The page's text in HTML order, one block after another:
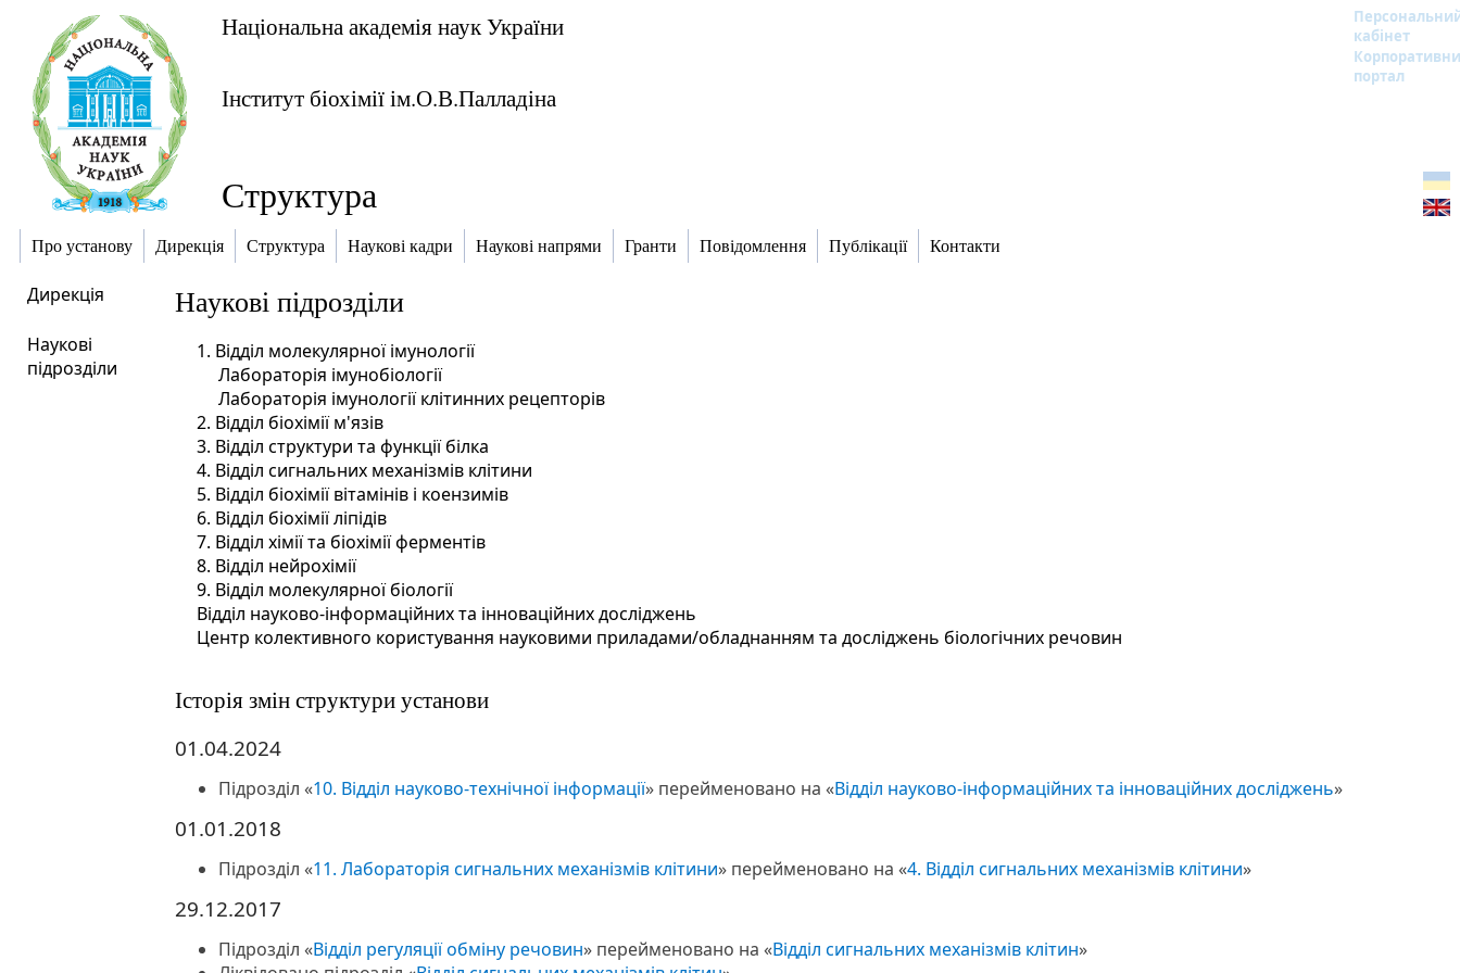
Національна академія наук України
кабінет
портал
Інститут біохімії ім.О.В.Палладіна
Структура
Про установу Дирекція Структура Наукові кадри Наукові напрями Гранти Повідомлення Публікації Контакти
Дирекція
Наукові
підрозділи
Наукові підрозділи
1. Відділ молекулярної імунології
Лабораторія імунобіології
Лабораторія імунології клітинних рецепторів
2. Відділ біохімії м'язів
3. Відділ структури та функції білка
4. Відділ сигнальних механізмів клітини
5. Відділ біохімії вітамінів і коензимів
6. Відділ біохімії ліпідів
7. Відділ хімії та біохімії ферментів
8. Відділ нейрохімії
9. Відділ молекулярної біології
Відділ науково-інформаційних та інноваційних досліджень
Центр колективного користування науковими приладами/обладнанням та досліджень біологічних речовин
Історія змін структури установи
01.04.2024
Підрозділ «10. Відділ науково-технічної інформації» перейменовано на «Відділ науково-інформаційних та інноваційних досліджень»
01.01.2018
Підрозділ «11. Лабораторія сигнальних механізмів клітини» перейменовано на «4. Відділ сигнальних механізмів клітини»
29.12.2017
Підрозділ «Відділ регуляції обміну речовин» перейменовано на «Відділ сигнальних механізмів клітин»